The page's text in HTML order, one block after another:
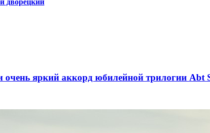
дворецкий
яркий аккорд юбилейной трилогии Abt